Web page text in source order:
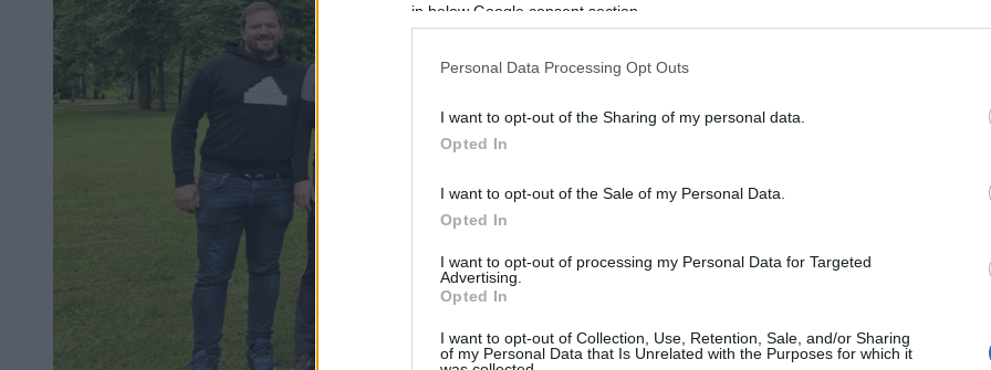
in below Google consent section.
Personal Data Processing Opt Outs
I want to opt-out of the Sharing of my personal data.
Opted In
I want to opt-out of the Sale of my Personal Data.
Opted In
I want to opt-out of processing my Personal Data for Targeted
Advertising.
Opted In
I want to opt-out of Collection, Use, Retention, Sale, and/or Sharing
of my Personal Data that Is Unrelated with the Purposes for which it